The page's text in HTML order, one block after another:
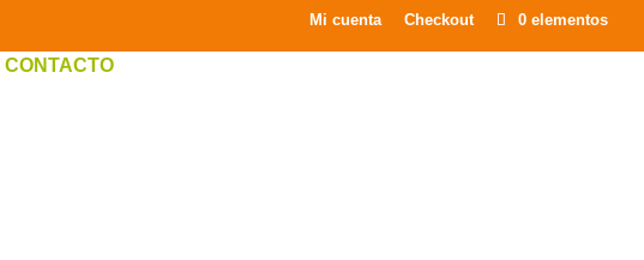
Mi cuenta Checkout 0 elementos
CONTACTO